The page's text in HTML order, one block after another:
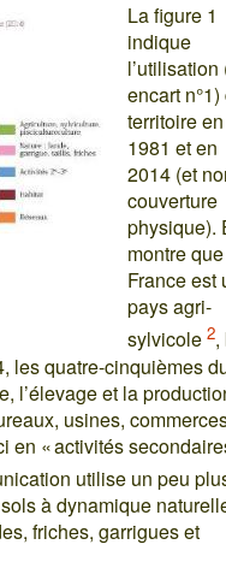
La figure 1
indique
l’utilisation
encart n°1)
territoire en
1981 et en
2014 (et
couverture
physique).
montre
France est
pays agri-
sylvicole 2,
les quatre-cinquièmes
l’élevage et la
usines,
en « activités
utilise un peu
à dynamique
friches, garrigues et